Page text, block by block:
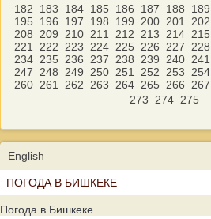
182
183 184 185 186 187 188 189
195
196 197 198 199 200 201 202
208
209 210 211 212 213 214 215
221
222 223 224 225 226 227 228
234 235 236 237 238 239 240 241
247
248 249 250 251 252 253 254
260 261 262 263 264 265 266 267
273
274 275
English
ПОГОДА В БИШКЕКЕ
Погода в Бишкеке